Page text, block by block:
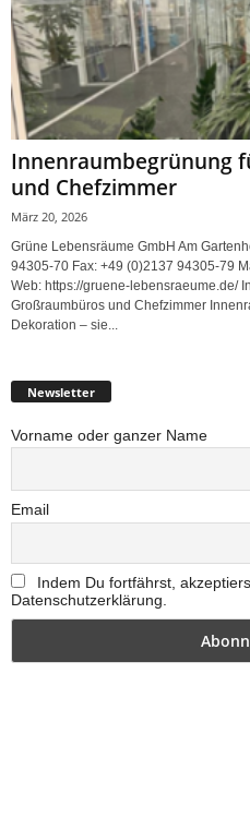
Innenraumbegrünung
und Chefzimmer
März 20, 2026
Grüne Lebensräume GmbH Am
94305-70 Fax: +49 (0)2137 94305-79
Web: https://gruene-lebensraeume.de/
Großraumbüros und Chefzimmer
Dekoration – sie...
Newsletter
Vorname oder ganzer Name
Email
Indem Du fortfährst,
Datenschutzerklärung.